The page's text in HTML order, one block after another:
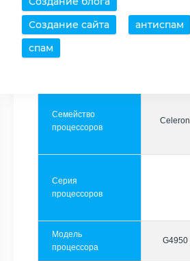
Создание сайта
антиспам
спам
Производитель
Семейство
процессоров
Celeron
Серия
процессоров
Модель
процессора
G4950